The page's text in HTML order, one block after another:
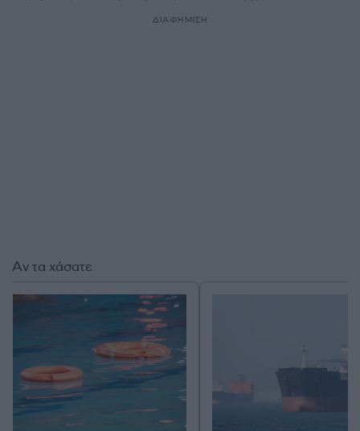
ΔΙΑΦΗΜΙΣΗ
Αν τα χάσατε